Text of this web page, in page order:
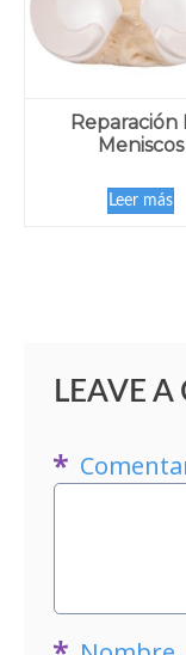
Reparación
Meniscos
Leer más
LEAVE